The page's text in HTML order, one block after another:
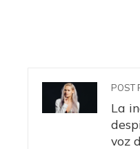
POST
La
voz